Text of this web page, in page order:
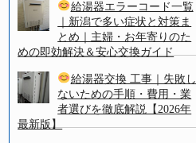
給湯器エラーコード一覧
｜新潟で多い症状と対策ま
とめ｜主婦・お年寄りのた
めの即効解決＆安心交換ガイド
給湯器交換 工事｜失敗し
ないための手順・費用・業
者選びを徹底解説【2026年
最新版】